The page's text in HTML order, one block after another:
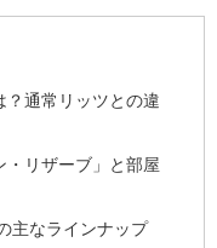
？通常リッツとの違
・リザーブ」と部屋
主なラインナップ